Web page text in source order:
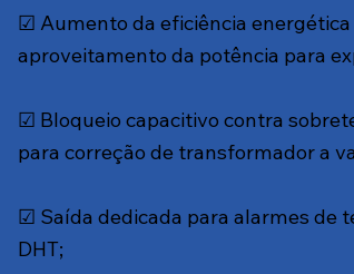
☑ Aumento da eficiência
aproveitamento da potência para
☑ Bloqueio capacitivo contra
para correção de transformador a
☑ Saída dedicada para alarmes de
DHT​;